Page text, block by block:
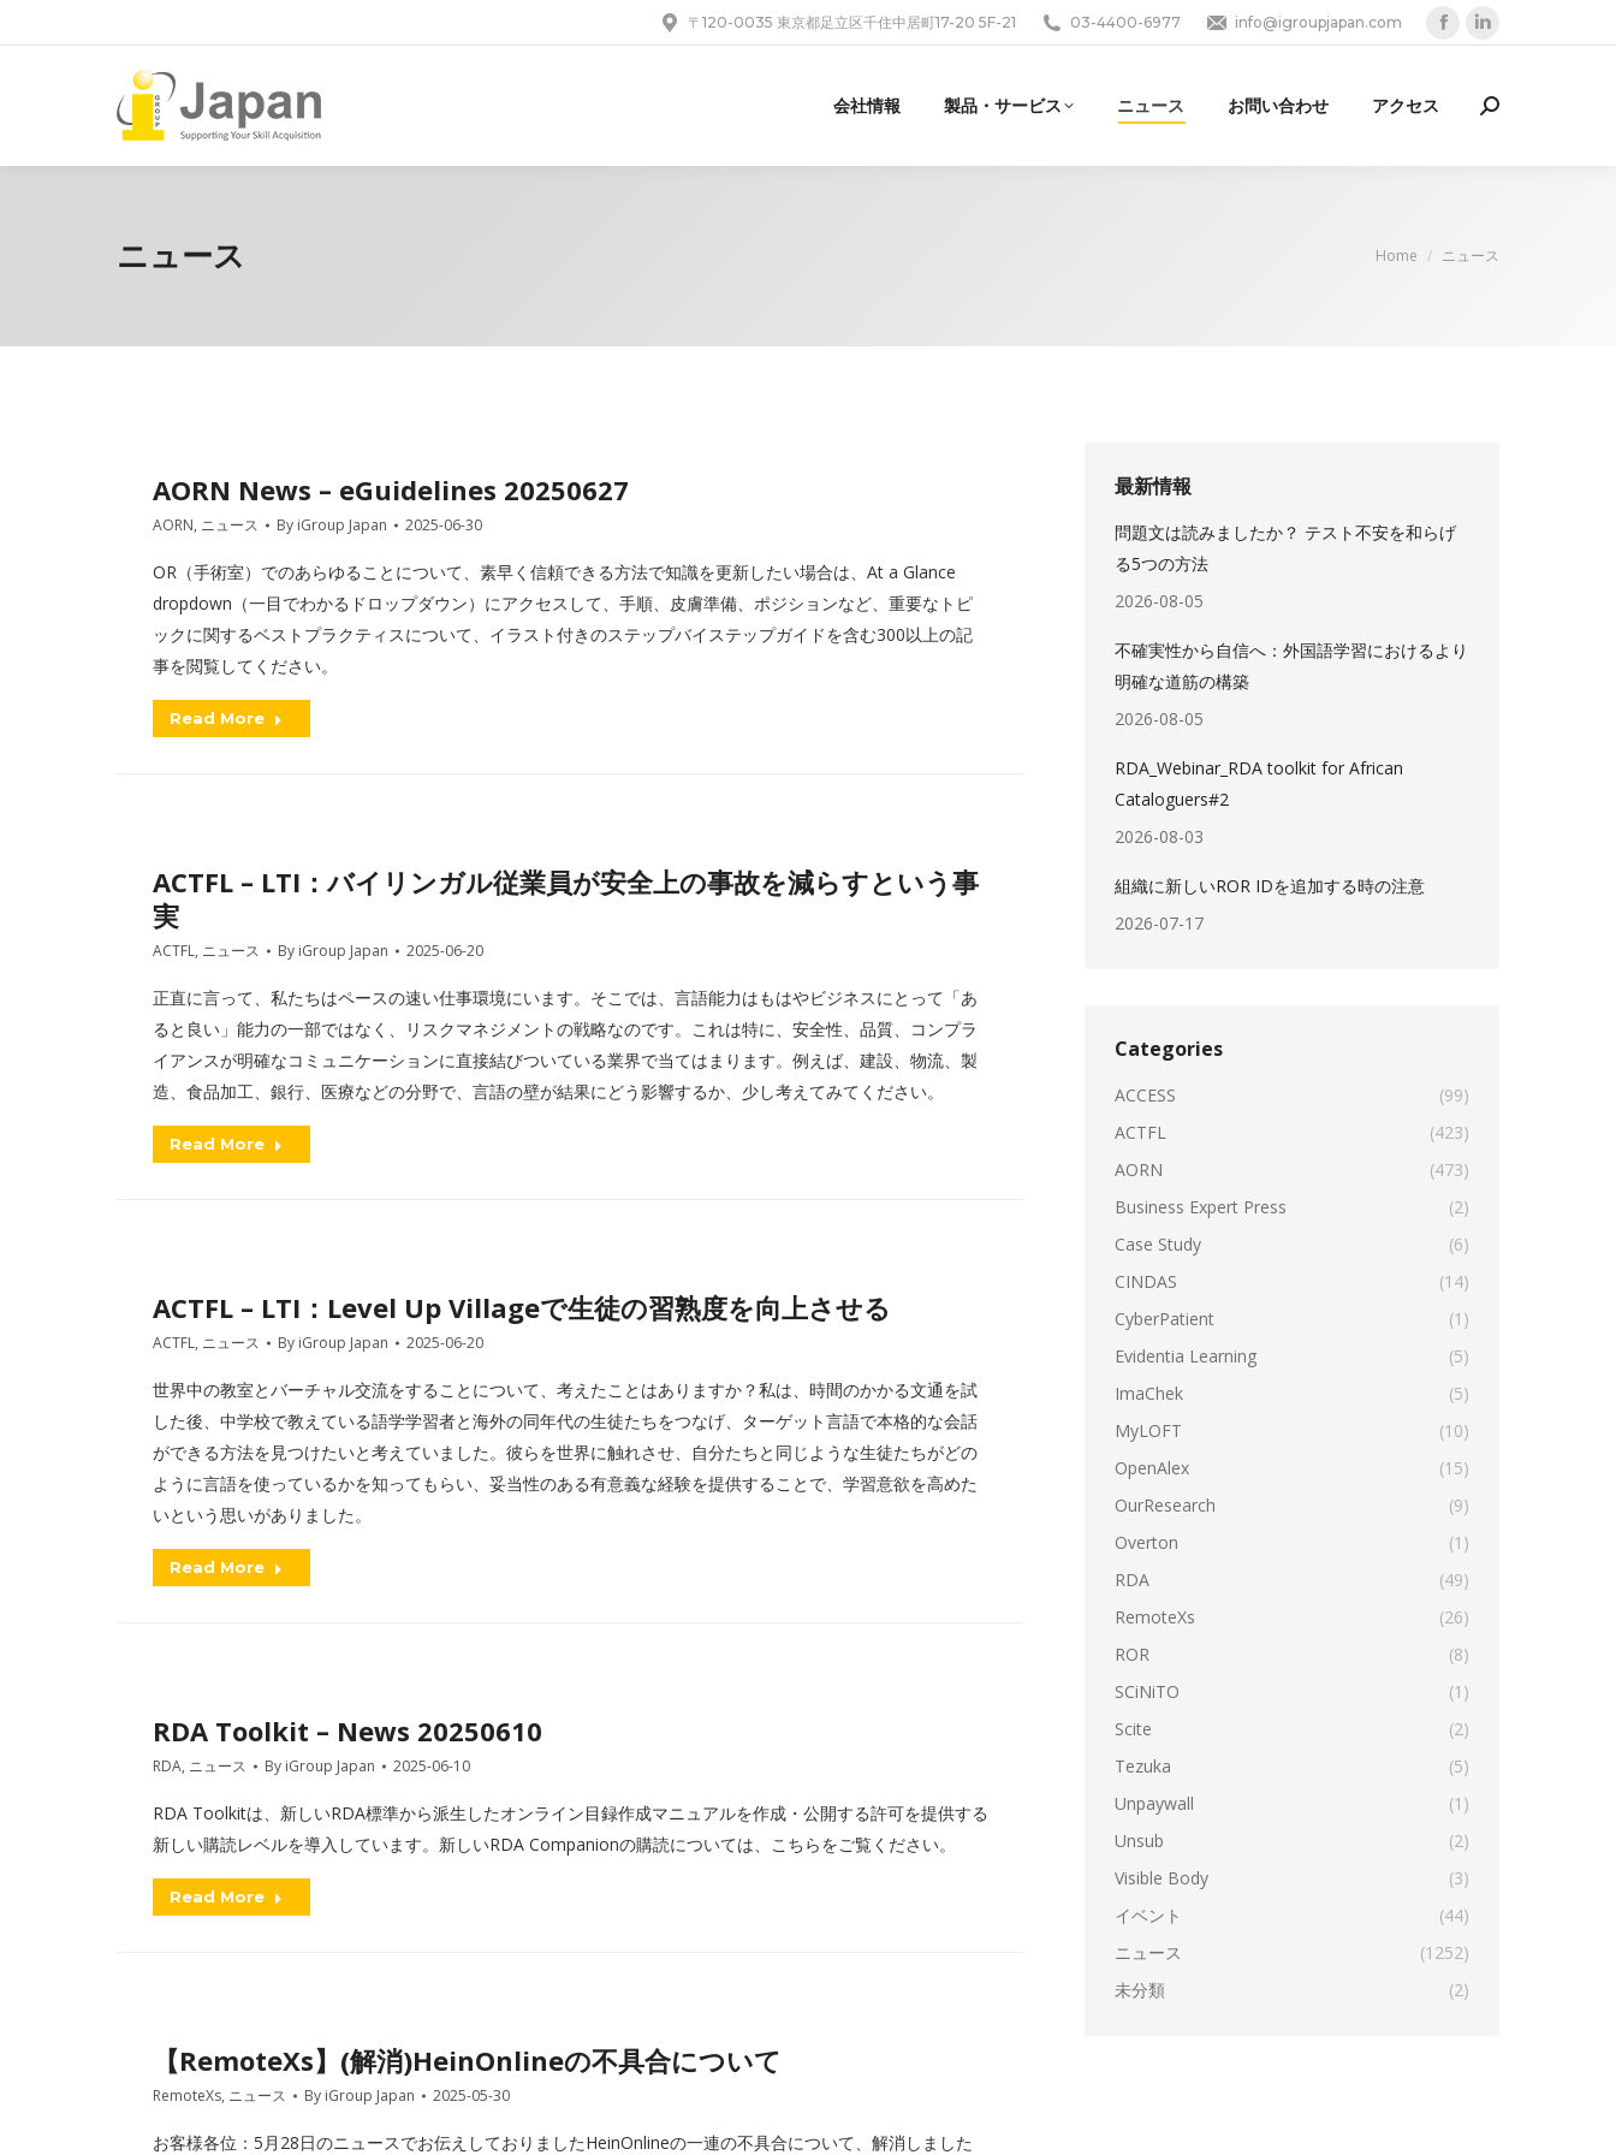
〒120-0035 東京都足立区千住中居町17-20 5F-21 03-4400-6977 info@igroupjapan.com
opensopens
会社情報 製品・サービス ニュース お問い合わせ アクセス Search:
ニュース You are here:
Home ニュース
AORN News – eGuidelines 20250627
AORN, ニュース By iGroup Japan 2025-06-30
OR（手術室）でのあらゆることについて、素早く信頼できる方法で知識を更新したい場合は、At a Glance
dropdown（一目でわかるドロップダウン）にアクセスして、手順、皮膚準備、ポジションなど、重要なトピ
ックに関するベストプラクティスについて、イラスト付きのステップバイステップガイドを含む300以上の記
事を閲覧してください。
Read More
ACTFL – LTI：バイリンガル従業員が安全上の事故を減らすという事
実
ACTFL, ニュース By iGroup Japan 2025-06-20
正直に言って、私たちはペースの速い仕事環境にいます。そこでは、言語能力はもはやビジネスにとって「あ
ると良い」能力の一部ではなく、リスクマネジメントの戦略なのです。これは特に、安全性、品質、コンプラ
イアンスが明確なコミュニケーションに直接結びついている業界で当てはまります。例えば、建設、物流、製
造、食品加工、銀行、医療などの分野で、言語の壁が結果にどう影響するか、少し考えてみてください。
Read More
ACTFL – LTI：Level Up Villageで生徒の習熟度を向上させる
ACTFL, ニュース By iGroup Japan 2025-06-20
世界中の教室とバーチャル交流をすることについて、考えたことはありますか？私は、時間のかかる文通を試
した後、中学校で教えている語学学習者と海外の同年代の生徒たちをつなげ、ターゲット言語で本格的な会話
ができる方法を見つけたいと考えていました。彼らを世界に触れさせ、自分たちと同じような生徒たちがどの
ように言語を使っているかを知ってもらい、妥当性のある有意義な経験を提供することで、学習意欲を高めた
いという思いがありました。
Read More
RDA Toolkit – News 20250610
RDA, ニュース By iGroup Japan 2025-06-10
RDA Toolkitは、新しいRDA標準から派生したオンライン目録作成マニュアルを作成・公開する許可を提供する
新しい購読レベルを導入しています。新しいRDA Companionの購読については、こちらをご覧ください。
Read More
【RemoteXs】(解消)HeinOnlineの不具合について
RemoteXs, ニュース By iGroup Japan 2025-05-30
お客様各位：5月28日のニュースでお伝えしておりましたHeinOnlineの一連の不具合について、解消しました
最新情報
問題文は読みましたか？ テスト不安を和らげ
る5つの方法
2026-08-05
不確実性から自信へ：外国語学習におけるより
明確な道筋の構築
2026-08-05
RDA_Webinar_RDA toolkit for African
Cataloguers#2
2026-08-03
組織に新しいROR IDを追加する時の注意
2026-07-17
Categories
ACCESS
(99)
ACTFL
(423)
AORN
(473)
Business Expert Press
(2)
Case Study
(6)
CINDAS
(14)
CyberPatient
(1)
Evidentia Learning
(5)
ImaChek
(5)
MyLOFT
(10)
OpenAlex
(15)
OurResearch
(9)
Overton
(1)
RDA
(49)
RemoteXs
(26)
ROR
(8)
SCiNiTO
(1)
Scite
(2)
Tezuka
(5)
Unpaywall
(1)
Unsub
(2)
Visible Body
(3)
イベント
(44)
ニュース
(1252)
未分類
(2)